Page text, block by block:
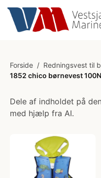
Forside / Redningsvest til
1852 chico børnevest
Dele af indholdet på
med hjælp fra AI.